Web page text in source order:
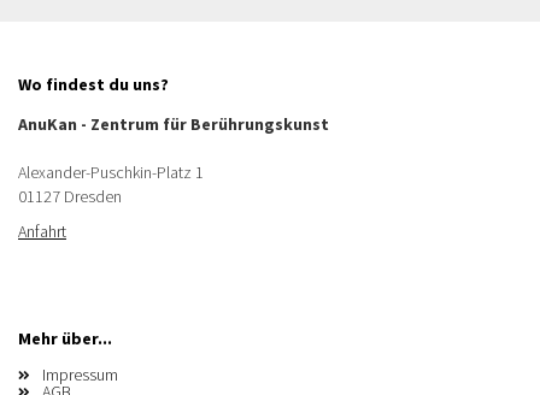
Wo findest du uns?
AnuKan - Zentrum für Berührungskunst
Alexander-Puschkin-Platz 1
01127 Dresden
Anfahrt
Mehr über...
Impressum